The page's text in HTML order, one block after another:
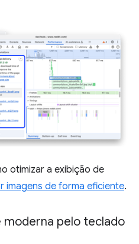
otimizar a exibição de
imagens de forma eficiente.
moderna pelo teclado